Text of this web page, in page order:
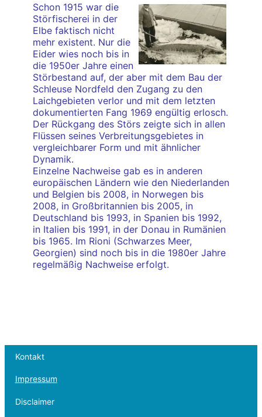
Schon 1915 war die
Störfischerei in der
Elbe faktisch nicht
mehr existent. Nur die
Eider wies noch bis in
die 1950er Jahre einen
Störbestand auf, der aber mit dem Bau der
Schleuse Nordfeld den Zugang zu den
Laichgebieten verlor und mit dem letzten
dokumentierten Fang 1969 engültig erlosch.
Der Rückgang des Störs zeigte sich in allen
Flüssen seines Verbreitungsgebietes in
vergleichbarer Form und mit ähnlicher
Dynamik.
Einzelne Nachweise gab es in anderen
europäischen Ländern wie den Niederlanden
und Belgien bis 2008, in Norwegen bis
2008, in Großbritannien bis 2005, in
Deutschland bis 1993, in Spanien bis 1992,
in Italien bis 1991, in der Donau in Rumänien
bis 1965. Im Rioni (Schwarzes Meer,
Georgien) sind noch bis in die 1980er Jahre
regelmäßig Nachweise erfolgt.
Kontakt
Impressum
Disclaimer